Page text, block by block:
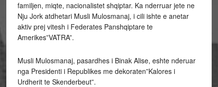
familjen, miqte, nacionalistet shqiptar. Ka nderruar jete ne
Nju Jork atdhetari Musli Mulosmanaj, i cili ishte e anetar
aktiv prej vitesh i Federates Panshqiptare te
Amerikes”VATRA”.
Musli Mulosmanaj, pasardhes i Binak Alise, eshte nderuar
nga Presidenti i Republikes me dekoraten”Kalores i
Urdherit te Skenderbeut”.